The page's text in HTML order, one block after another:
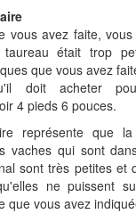
vous avez faite,
était trop
que vous avez
doit acheter
4 pieds 6 pouces.
représente que
vaches qui sont
sont très petites et
ne puissent
que vous avez